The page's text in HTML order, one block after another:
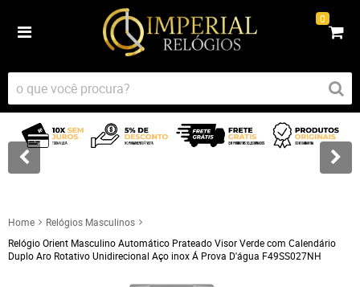
0
Home
Relógios Masculinos
Relógio Orient Masculino Automático Prateado Visor Verde com Calendário
Duplo Aro Rotativo Unidirecional Aço inox Á Prova D'água F49SS027NH